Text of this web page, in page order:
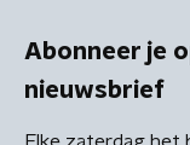
Abonneer je
nieuwsbrief
Elke zaterdag het